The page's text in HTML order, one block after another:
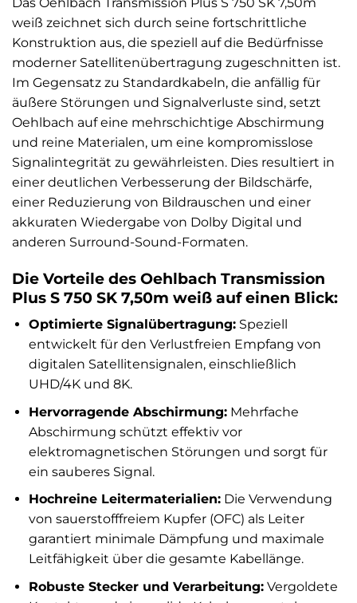
weiß zeichnet sich durch seine fortschrittliche
Konstruktion aus, die speziell auf die Bedürfnisse
moderner Satellitenübertragung zugeschnitten ist.
Im Gegensatz zu Standardkabeln, die anfällig für
äußere Störungen und Signalverluste sind, setzt
Oehlbach auf eine mehrschichtige Abschirmung
und reine Materialen, um eine kompromisslose
Signalintegrität zu gewährleisten. Dies resultiert in
einer deutlichen Verbesserung der Bildschärfe,
einer Reduzierung von Bildrauschen und einer
akkuraten Wiedergabe von Dolby Digital und
anderen Surround-Sound-Formaten.
Die Vorteile des Oehlbach Transmission
Plus S 750 SK 7,50m weiß auf einen Blick:
Optimierte Signalübertragung:Speziell
entwickelt für den Verlustfreien Empfang von
digitalen Satellitensignalen, einschließlich
UHD/4K und 8K.
Hervorragende Abschirmung:Mehrfache
Abschirmung schützt effektiv vor
elektromagnetischen Störungen und sorgt für
ein sauberes Signal.
Hochreine Leitermaterialien:Die Verwendung
von sauerstofffreiem Kupfer (OFC) als Leiter
garantiert minimale Dämpfung und maximale
Leitfähigkeit über die gesamte Kabellänge.
Robuste Stecker und Verarbeitung:Vergoldete